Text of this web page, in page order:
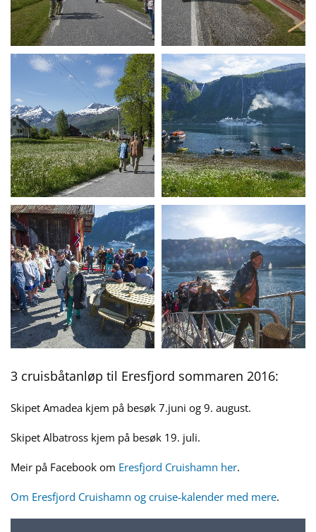
3 cruisbåtanløp til Eresfjord sommaren 2016:
Skipet Amadea kjem på besøk 7.juni og 9. august.
Skipet Albatross kjem på besøk 19. juli.
Meir på Facebook om Eresfjord Cruishamn her.
Om Eresfjord Cruishamn og cruise-kalender med mere.